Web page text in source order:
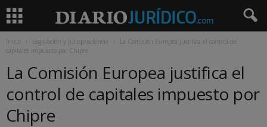
Inicio Legislación y jurisprudencia
La Comisión Europea justifica el control de
capitales impuesto por Chipre
La Comisión Europea justifica el
control de capitales impuesto por
Chipre